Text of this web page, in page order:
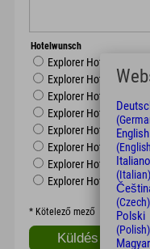
Hotelwunsch
Explorer Hotel
Explorer Hotel
Explorer Hotel
Explorer Hotel
Explorer Hotel Kitzbühel
Explorer Hotel Zillertal
Explorer Hotel
Explorer Hotel Ötztal
* Kötelező mező
English
Italiano
(Italian)
(Czech)
Polski
(Polish)
Magyar